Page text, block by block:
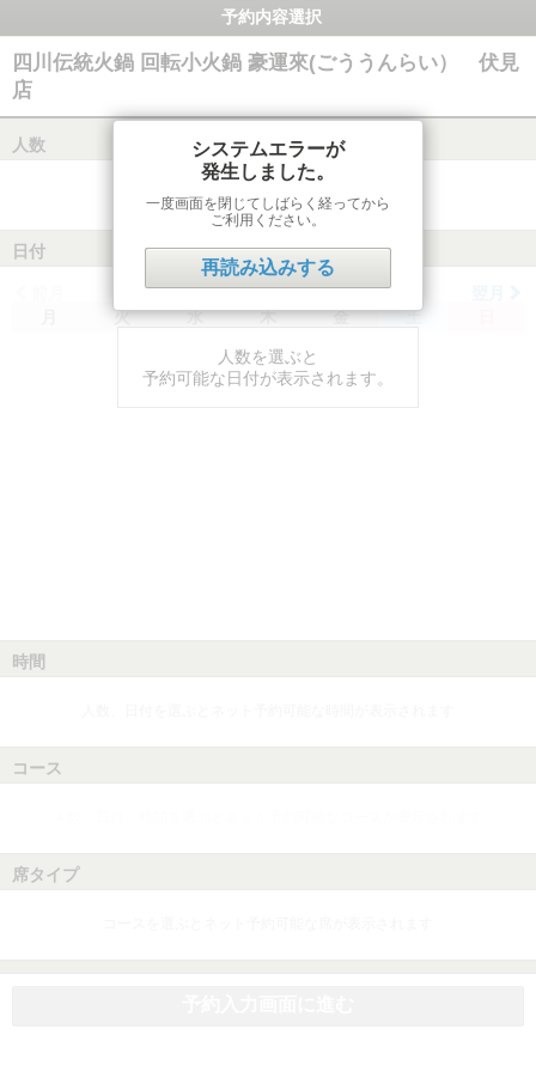
予約内容選択
四川伝統火鍋 回転小火鍋 豪運來(ごううんらい） 伏見
店
人数
日付
火 水 木 金 土
人数を選ぶと
予約可能な日付が表示されます。
時間
コース
席タイプ
システムエラーが
発生しました。
一度画面を閉じてしばらく経ってから
ご利用ください。
再読み込みする